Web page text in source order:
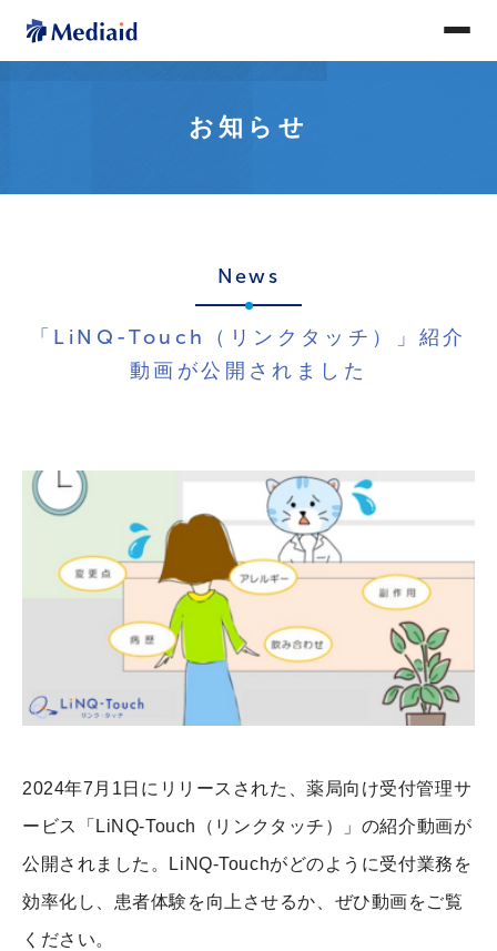
お知らせ
News
「LiNQ-Touch（リンクタッチ）」紹介
動画が公開されました
2024年7月1日にリリースされた、薬局向け受付管理サ
ービス「LiNQ-Touch（リンクタッチ）」の紹介動画が
公開されました。LiNQ-Touchがどのように受付業務を
効率化し、患者体験を向上させるか、ぜひ動画をご覧
ください。